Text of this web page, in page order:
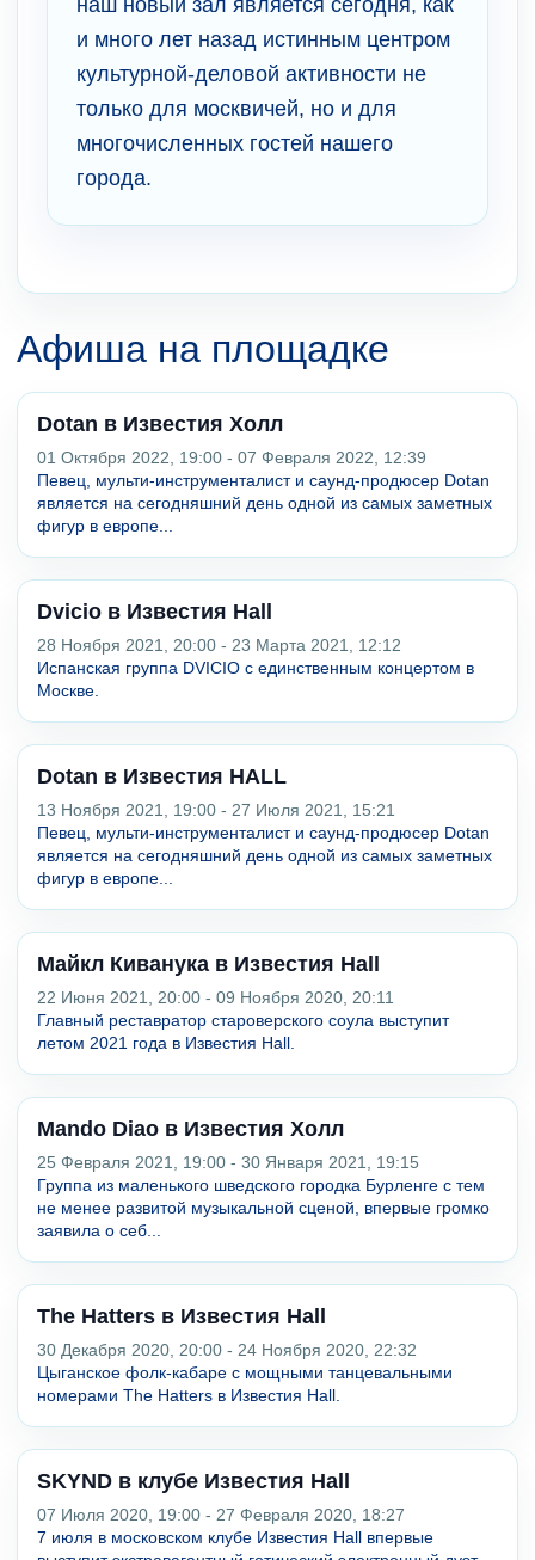
наш новый зал является сегодня, как
и много лет назад истинным центром
культурной-деловой активности не
только для москвичей, но и для
многочисленных гостей нашего
города.
Афиша на площадке
Dotan в Известия Холл
01 Октября 2022, 19:00 - 07 Февраля 2022, 12:39
Певец, мульти-инструменталист и саунд-продюсер Dotan
является на сегодняшний день одной из самых заметных
фигур в европе...
Dvicio в Известия Hall
28 Ноября 2021, 20:00 - 23 Марта 2021, 12:12
Испанская группа DVICIO с единственным концертом в
Москве.
Dotan в Известия HALL
13 Ноября 2021, 19:00 - 27 Июля 2021, 15:21
Певец, мульти-инструменталист и саунд-продюсер Dotan
является на сегодняшний день одной из самых заметных
фигур в европе...
Майкл Киванука в Известия Hall
22 Июня 2021, 20:00 - 09 Ноября 2020, 20:11
Главный реставратор староверского соула выступит
летом 2021 года в Известия Hall.
Mando Diao в Известия Холл
25 Февраля 2021, 19:00 - 30 Января 2021, 19:15
Группа из маленького шведского городка Бурленге с тем
не менее развитой музыкальной сценой, впервые громко
заявила о себ...
The Hatters в Известия Hall
30 Декабря 2020, 20:00 - 24 Ноября 2020, 22:32
Цыганское фолк-кабаре с мощными танцевальными
номерами The Hatters в Известия Hall.
SKYND в клубе Известия Hall
07 Июля 2020, 19:00 - 27 Февраля 2020, 18:27
7 июля в московском клубе Известия Hall впервые